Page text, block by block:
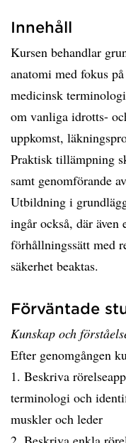
Innehåll
Kursen behandlar
anatomi med fokus
medicinsk
om vanliga idrotts-
uppkomst,
Praktisk tillämpning
samt genomförande
Utbildning i
ingår också, där
förhållningssätt med
säkerhet beaktas.
Förväntade
Kunskap och
Efter genomgången
1. Beskriva
terminologi och
muskler och leder